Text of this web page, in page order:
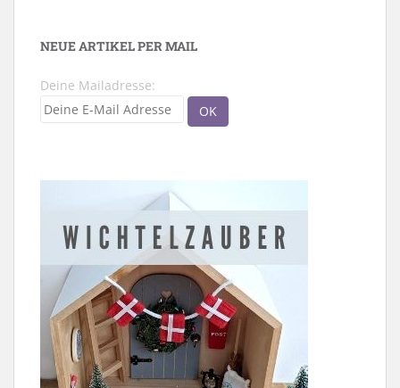
NEUE ARTIKEL PER MAIL
Deine Mailadresse: